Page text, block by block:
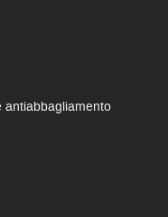
antiabbagliamento